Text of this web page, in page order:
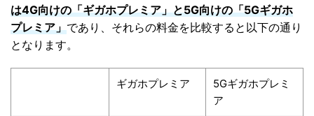
は4G向けの「ギガホプレミア」と5G向けの「5Gギガホ
プレミア」であり、それらの料金を比較すると以下の通り
となります。
ギガホプレミア
5Gギガホプレミ
ア